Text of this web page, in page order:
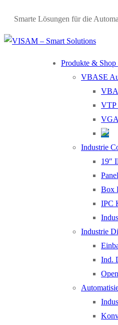
content
Smarte Lösungen für die
Produkte & Shop
VBASE
VTP
Industrie
19″
Box
IPC
Industrie
Ind.